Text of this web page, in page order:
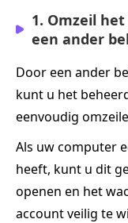
1. Omzeil
een ander
Door een ander
kunt u het
eenvoudig
Als uw computer
heeft, kunt u dit
openen en het
account veilig te